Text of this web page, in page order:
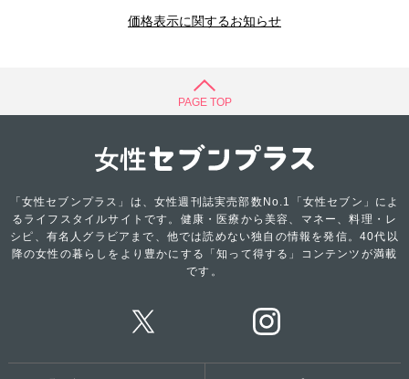
価格表示に関するお知らせ
PAGE TOP
「女性セブンプラス」は、女性週刊誌実売部数No.1「女性セブン」によ
るライフスタイルサイトです。健康・医療から美容、マネー、料理・レ
シピ、有名人グラビアまで、他では読めない独自の情報を発信。40代以
降の女性の暮らしをより豊かにする「知って得する」コンテンツが満載
です。